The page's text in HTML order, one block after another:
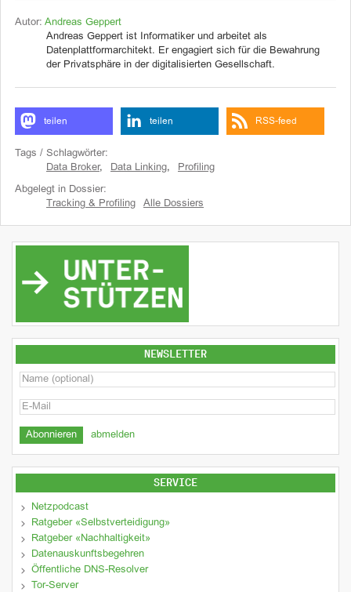
Autor: Andreas Geppert
Andreas Geppert ist Informatiker und arbeitet als
Datenplattformarchitekt. Er engagiert sich für die Bewahrung
der Privatsphäre in der digitalisierten Gesellschaft.
teilen teilen RSS-feed
Tags / Schlagwörter:
Data Broker, Data Linking, Profiling
Abgelegt in Dossier:
Tracking & Profiling
Alle Dossiers
NEWSLETTER
abmelden
SERVICE
Netzpodcast
Ratgeber «Selbstverteidigung»
Ratgeber «Nachhaltigkeit»
Datenauskunftsbegehren
Öffentliche DNS-Resolver
Tor-Server